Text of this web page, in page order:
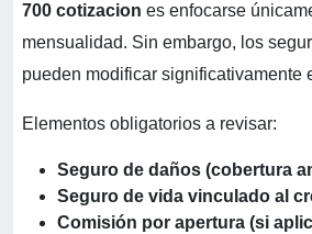
700 cotizacion es enfocarse
mensualidad. Sin embargo, los
pueden modificar significativamente
Elementos obligatorios a revisar:
Seguro de daños (cobertura
Seguro de vida vinculado al
Comisión por apertura (si